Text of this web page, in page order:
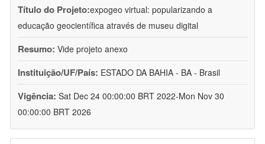
Título do Projeto:expogeo virtual: popularizando a
educação geocientífica através de museu digital
Resumo: Vide projeto anexo
Instituição/UF/País: ESTADO DA BAHIA - BA - Brasil
Vigência: Sat Dec 24 00:00:00 BRT 2022-Mon Nov 30
00:00:00 BRT 2026